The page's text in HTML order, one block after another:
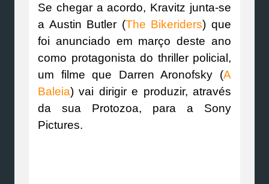
Se chegar a acordo, Kravitz junta-se
a Austin Butler (The Bikeriders) que
foi anunciado em março deste ano
como protagonista do thriller policial,
um filme que Darren Aronofsky (A
Baleia) vai dirigir e produzir, através
da sua Protozoa, para a Sony
Pictures.